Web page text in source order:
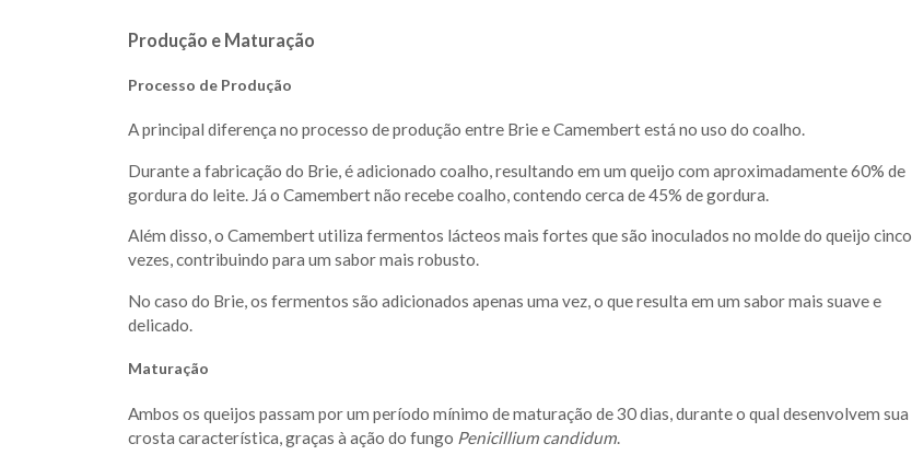
Produção e Maturação
Processo de Produção
A principal diferença no processo de produção entre Brie e Camembert está no uso do coalho.
Durante a fabricação do Brie, é adicionado coalho, resultando em um queijo com aproximadamente 60% de
gordura do leite. Já o Camembert não recebe coalho, contendo cerca de 45% de gordura.
Além disso, o Camembert utiliza fermentos lácteos mais fortes que são inoculados no molde do queijo cinco
vezes, contribuindo para um sabor mais robusto.
No caso do Brie, os fermentos são adicionados apenas uma vez, o que resulta em um sabor mais suave e
delicado.
Maturação
Ambos os queijos passam por um período mínimo de maturação de 30 dias, durante o qual desenvolvem sua
crosta característica, graças à ação do fungo Penicillium candidum.